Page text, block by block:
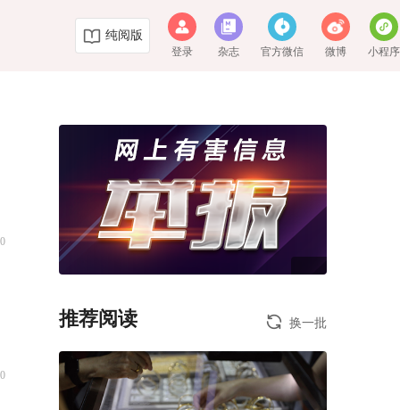
纯阅版
登录 杂志 官方微信 微博 小程序
0
0
推荐阅读 换一批